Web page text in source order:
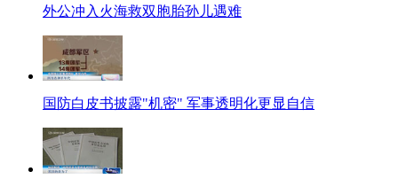
外公冲入火海救双胞胎孙儿遇难
国防白皮书披露"机密" 军事透明化更显自信